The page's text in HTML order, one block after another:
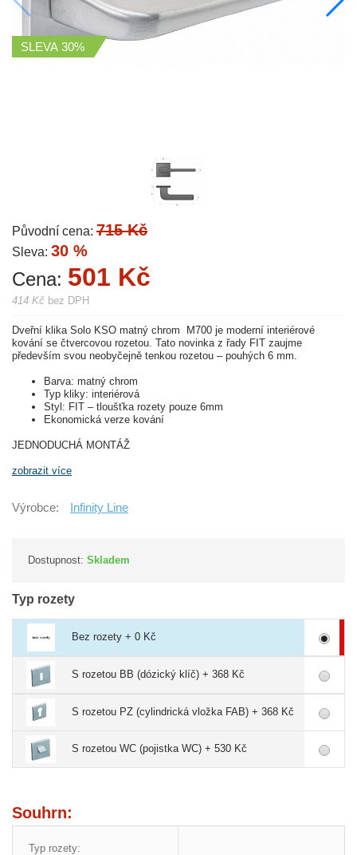
SLEVA 30%
Původní cena: 715 Kč
Sleva: 30 %
Cena: 501 Kč
414 Kč bez DPH
Dveřní klika Solo KSO matný chrom M700 je moderní interiérové
kování se čtvercovou rozetou. Tato novinka z řady FIT zaujme
především svou neobyčejně tenkou rozetou – pouhých 6 mm.
Barva: matný chrom
Typ kliky: interiérová
Styl: FIT – tloušťka rozety pouze 6mm
Ekonomická verze kování
JEDNODUCHÁ MONTÁŽ
zobrazit více
Výrobce: Infinity Line
Dostupnost: Skladem
Typ rozety
Bez rozety + 0 Kč
S rozetou BB (dózický klíč) + 368 Kč
S rozetou PZ (cylindrická vložka FAB) + 368 Kč
S rozetou WC (pojistka WC) + 530 Kč
Souhrn:
Typ rozety: